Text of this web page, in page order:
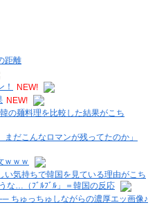
距離
！
NEW!
NEW!
の麺料理を比較した結果がこち
まだこんなロマンが残ってたのか」
ｗｗｗ
い気持ちで韓国を見ている理由がこち
な…（ﾌﾞﾙﾌﾞﾙ」＝韓国の反応
ちゅっちゅしながらの濃厚エッ画像♪